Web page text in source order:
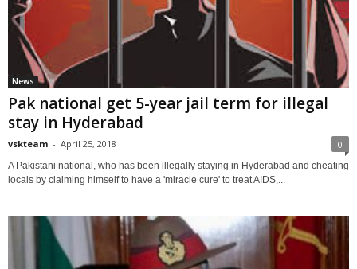
News
Pak national get 5-year jail term for illegal
stay in Hyderabad
vskteam - April 25, 2018 0
A Pakistani national, who has been illegally staying in Hyderabad and cheating
locals by claiming himself to have a 'miracle cure' to treat AIDS,...